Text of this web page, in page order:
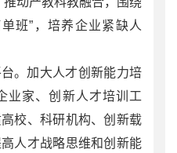
班”，培养企业紧缺人
。加大人才创新能力培
业家、创新人才培训工
校、科研机构、创新载
人才战略思维和创新能